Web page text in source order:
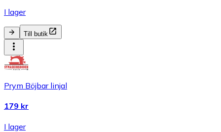
I lager
Till butik
Prym Böjbar linjal
179 kr
I lager